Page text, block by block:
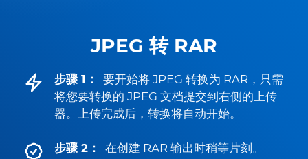
JPEG 转 RAR
步骤 1：
要开始将 JPEG 转换为 RAR，只需
将您要转换的 JPEG 文档提交到右侧的上传
器。上传完成后，转换将自动开始。
步骤 2： 在创建 RAR 输出时稍等片刻。